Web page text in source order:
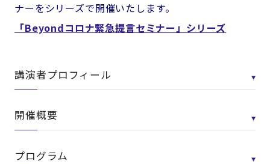
ナーをシリーズで開催いたします。
「Beyondコロナ緊急提言セミナー」シリーズ
講演者プロフィール
開催概要
プログラム